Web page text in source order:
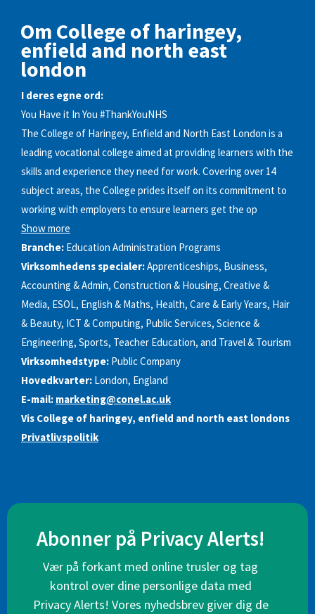
Om College of haringey,
enfield and north east
london
I deres egne ord:
You Have it In You #ThankYouNHS
The College of Haringey, Enfield and North East London is a
leading vocational college aimed at providing learners with the
skills and experience they need for work. Covering over 14
subject areas, the College prides itself on its commitment to
working with employers to ensure learners get the op
Show more
Branche: Education Administration Programs
Virksomhedens specialer:Apprenticeships, Business,
Accounting & Admin, Construction & Housing, Creative &
Media, ESOL, English & Maths, Health, Care & Early Years, Hair
& Beauty, ICT & Computing, Public Services, Science &
Engineering, Sports, Teacher Education, and Travel & Tourism
Virksomhedstype: Public Company
Hovedkvarter: London, England
E-mail: marketing@conel.ac.uk
Vis College of haringey, enfield and north east londons
Privatlivspolitik
Abonner på Privacy Alerts!
Vær på forkant med online trusler og tag
kontrol over dine personlige data med
Privacy Alerts! Vores nyhedsbrev giver dig de